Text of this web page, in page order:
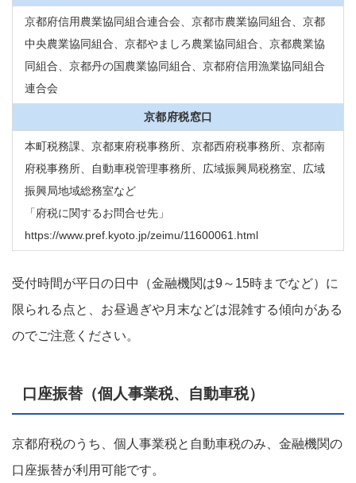
京都府信用農業協同組合連合会、京都市農業協同組合、京都
中央農業協同組合、京都やましろ農業協同組合、京都農業協
同組合、京都丹の国農業協同組合、京都府信用漁業協同組合
連合会
京都府税窓口
本町税務課、京都東府税事務所、京都西府税事務所、京都南
府税事務所、自動車税管理事務所、広域振興局税務室、広域
振興局地域総務室など
「府税に関するお問合せ先」
https://www.pref.kyoto.jp/zeimu/11600061.html
受付時間が平日の日中（金融機関は9～15時までなど）に
限られる点と、お昼過ぎや月末などは混雑する傾向がある
のでご注意ください。
口座振替（個人事業税、自動車税）
京都府税のうち、個人事業税と自動車税のみ、金融機関の
口座振替が利用可能です。